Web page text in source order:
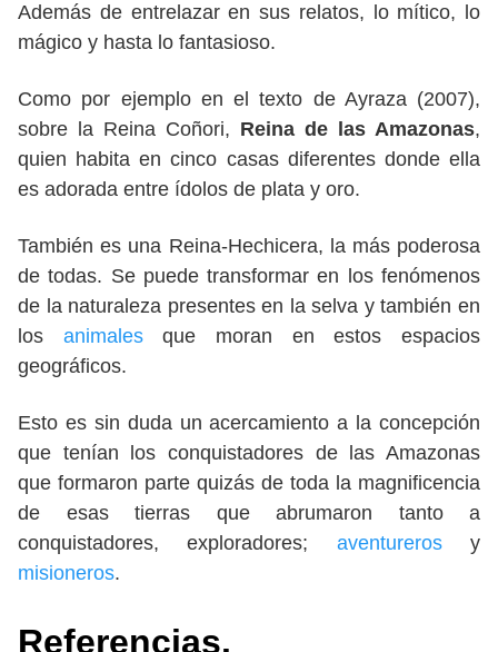
Además de entrelazar en sus relatos, lo mítico, lo
mágico y hasta lo fantasioso.
Como por ejemplo en el texto de Ayraza (2007),
sobre la Reina Coñori, Reina de las Amazonas,
quien habita en cinco casas diferentes donde ella
es adorada entre ídolos de plata y oro.
También es una Reina-Hechicera, la más poderosa
de todas. Se puede transformar en los fenómenos
de la naturaleza presentes en la selva y también en
los animalesque moran en estos espacios
geográficos.
Esto es sin duda un acercamiento a la concepción
que tenían los conquistadores de las Amazonas
que formaron parte quizás de toda la magnificencia
de esas tierras que abrumaron tanto a
conquistadores, exploradores; aventurerosy
misioneros.
Referencias.